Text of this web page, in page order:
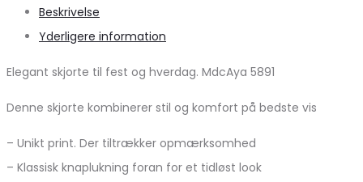
Beskrivelse
Yderligere information
Elegant skjorte til fest og hverdag. MdcAya 5891
Denne skjorte kombinerer stil og komfort på bedste vis
– Unikt print. Der tiltrækker opmærksomhed
– Klassisk knaplukning foran for et tidløst look